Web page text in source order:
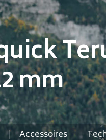
Bekijk
Keuken
Bekijk
Laarzen
mm
Accessoires